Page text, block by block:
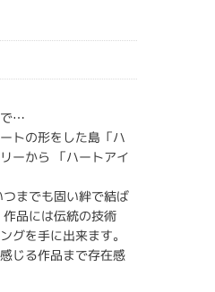
で…
トの形をした島「ハ
ーから 「ハートアイ
までも固い絆で結ば
品には伝統の技術
グを手に出来ます。
じる作品まで存在感